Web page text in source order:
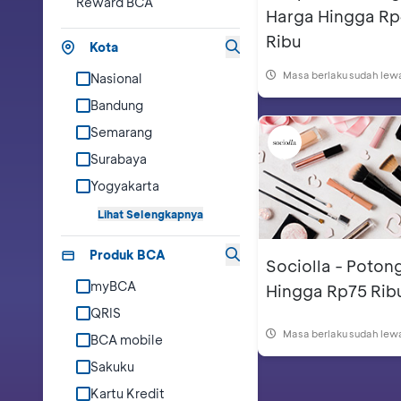
Kota
Nasional
Bandung
Semarang
Surabaya
Yogyakarta
Lihat Selengkapnya
Produk BCA
myBCA
QRIS
BCA mobile
Sakuku
Kartu Kredit
Harga Hingga
Ribu
Masa berlaku sudah
Sociolla -
Hingga Rp75
Masa berlaku sudah